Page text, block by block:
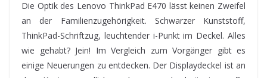
Die Optik des Lenovo ThinkPad E470 lässt keinen Zweifel
an der Familienzugehörigkeit. Schwarzer Kunststoff,
ThinkPad-Schriftzug, leuchtender i-Punkt im Deckel. Alles
wie gehabt? Jein! Im Vergleich zum Vorgänger gibt es
einige Neuerungen zu entdecken. Der Displaydeckel ist an